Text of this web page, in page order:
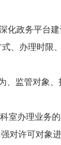
化政务平台
、办理时限
、监管对象
室办理业务
对许可对象